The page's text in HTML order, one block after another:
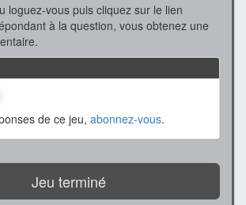
loguez-vous puis cliquez sur le lien
à la question, vous obtenez une
de ce jeu, abonnez-vous.
Jeu terminé